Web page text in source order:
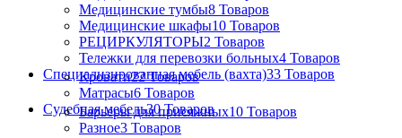
Медицинские тумбы8 Товаров
Медицинские шкафы10 Товаров
РЕЦИРКУЛЯТОРЫ2 Товаров
Тележки для перевозки больных4 Товаров
Специализированная мебель (вахта)33 Товаров
Кровати22 Товаров
Матрасы6 Товаров
Судебная мебель30 Товаров
Барьеры для присяжных10 Товаров
Разное3 Товаров